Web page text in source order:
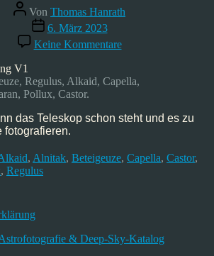
Beitragsautor
Von Thomas Hanrath
Veröffentlichungsdatum
6. März 2023
Keine Kommentarezu
Sternsammlung
03/23
Regulus, Alkaid, Capella,
Pollux, Castor.
das Teleskop schon steht und es zu
fotografieren.
, Alnitak, Beteigeuze, Capella, Castor,
, Regulus
& Deep-Sky-Katalog